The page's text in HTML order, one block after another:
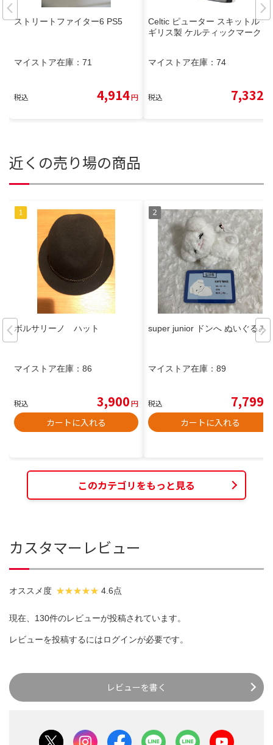
ストリートファイター6 PS5
マイストア在庫： 71
税込 4,914円
Celtic ピューター スキットル イ
ギリス製 ケルティックマーク
マイストア在庫： 74
税込 7,332
近くの売り場の商品
ボルサリーノ ハット
マイストア在庫： 86
税込 3,900円
カートに入れる
super junior ドンへ ぬいぐるみ
マイストア在庫： 89
税込 7,799
カートに入れる
このカテゴリをもっと見る
カスタマーレビュー
オススメ度 4.6点
現在、130件のレビューが投稿されています。
レビューを投稿するにはログインが必要です。
レビューを書く